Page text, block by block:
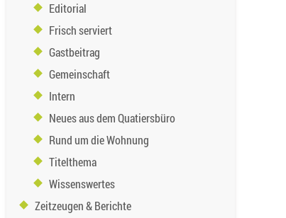
Editorial
Frisch serviert
Gastbeitrag
Gemeinschaft
Intern
Neues aus dem Quatiersbüro
Rund um die Wohnung
Titelthema
Wissenswertes
Zeitzeugen & Berichte